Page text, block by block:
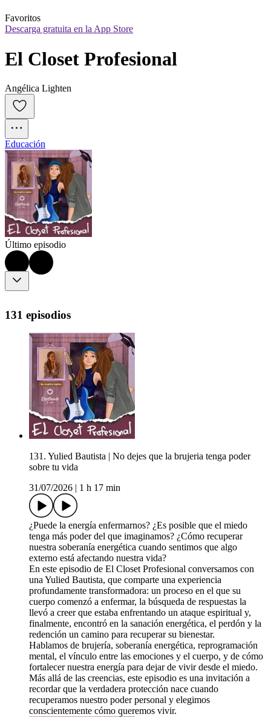
Favoritos
Descarga gratuita en la App Store
El Closet Profesional
Angélica Lighten
Educación
Último episodio
131 episodios
131. Yulied Bautista | No dejes que la brujeria tenga poder
sobre tu vida
31/07/2026
1 h 17 min
¿Puede la energía enfermarnos? ¿Es posible que el miedo
tenga más poder del que imaginamos? ¿Cómo recuperar
nuestra soberanía energética cuando sentimos que algo
externo está afectando nuestra vida?
En este episodio de El Closet Profesional conversamos con
una Yulied Bautista, que comparte una experiencia
profundamente transformadora: un proceso en el que su
cuerpo comenzó a enfermar, la búsqueda de respuestas la
llevó a creer que estaba enfrentando un ataque espiritual y,
finalmente, encontró en la sanación energética, el perdón y la
redención un camino para recuperar su bienestar.
Hablamos de brujería, soberanía energética, reprogramación
mental, el vínculo entre las emociones y el cuerpo, y de cómo
fortalecer nuestra energía para dejar de vivir desde el miedo.
Más allá de las creencias, este episodio es una invitación a
recordar que la verdadera protección nace cuando
recuperamos nuestro poder personal y elegimos
conscientemente cómo queremos vivir.